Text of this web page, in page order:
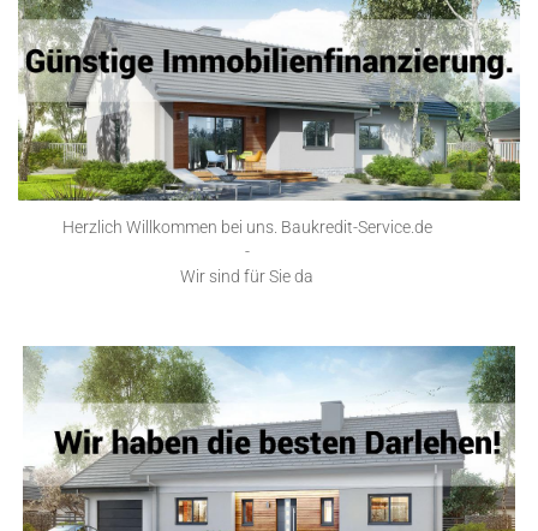
Herzlich Willkommen bei uns. Baukredit-Service.de
-
Wir sind für Sie da